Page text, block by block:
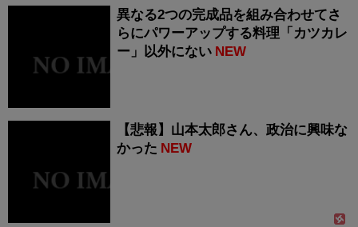
異なる2つの完成品を組み合わせてさ
らにパワーアップする料理「カツカレ
ー」以外にない NEW
【悲報】山本太郎さん、政治に興味な
かった NEW